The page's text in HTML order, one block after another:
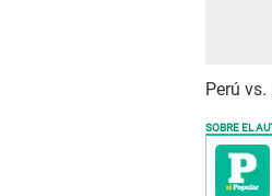
Perú
SOBRE EL